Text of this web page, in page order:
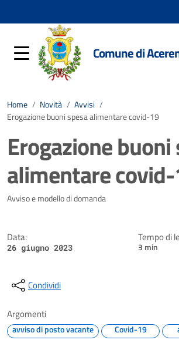
Comune di
Home / Novità / Avvisi /
Erogazione buoni spesa alimentare covid-19
Erogazione buoni
alimentare
Dettagli della notizia
Avviso e modello di domanda
Data:
26 giugno 2023
Tempo di
3 min
Condividi
Argomenti
avviso di posto vacante Covid-19